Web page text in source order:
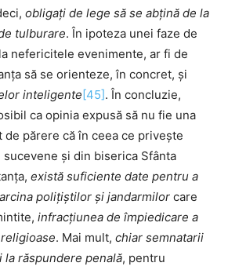
obligați de lege să se abțină de la
tulburare. În ipoteza unei faze de
nefericitele evenimente, ar fi de
să se orienteze, în concret, și
inteligente [45]. În concluzie,
ca opinia expusă să nu fie una
părere că în ceea ce privește
și din biserica Sfânta
există suficiente date pentru a
polițiștilor și jandarmilor care
infracțiunea de împiedicare a
. Mai mult, chiar semnatarii
răspundere penală, pentru